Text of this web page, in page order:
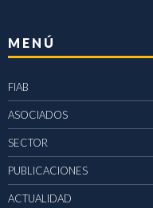
MENÚ
FIAB
ASOCIADOS
SECTOR
PUBLICACIONES
ACTUALIDAD